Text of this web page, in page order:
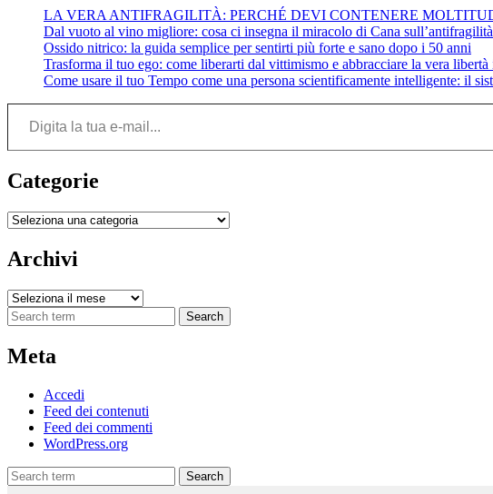
LA VERA ANTIFRAGILITÀ: PERCHÉ DEVI CONTENERE
Dal vuoto al vino migliore: cosa ci insegna il miracolo di Cana sull’antifragilità
Ossido nitrico: la guida semplice per sentirti più forte e sano dopo i 50 anni
Trasforma il tuo ego: come liberarti dal vittimismo e abbracciare la vera libertà
Come usare il tuo Tempo come una persona scientificamente intelligente: il
Digita la tua e-mail...
Categorie
Categorie
Archivi
Archivi
Search
Meta
Accedi
Feed dei contenuti
Feed dei commenti
WordPress.org
Search